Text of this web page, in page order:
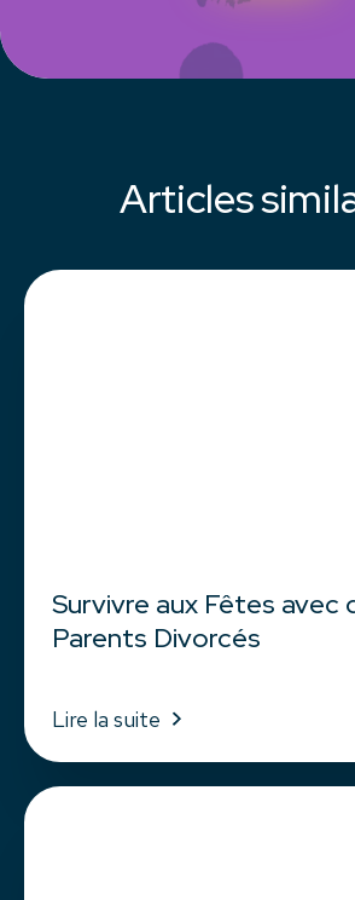
Articles
Survivre aux Fêtes avec
Parents Divorcés
Lire la suite